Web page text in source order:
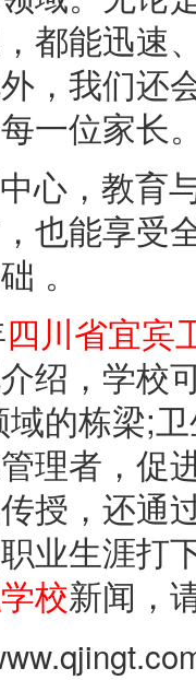
都能迅速
，我们还
一位家长
心，教育
也能享受
。
四川省宜宾
绍，学校
的栋梁;
理者，促
授，还通
业生涯打
校新闻，